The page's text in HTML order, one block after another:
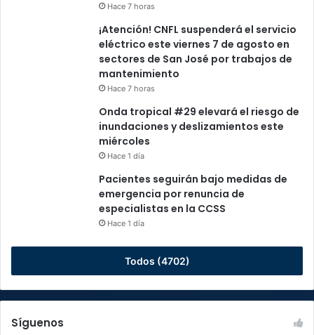
Hace 7 horas
¡Atención! CNFL suspenderá el servicio
eléctrico este viernes 7 de agosto en
sectores de San José por trabajos de
mantenimiento
Hace 7 horas
Onda tropical #29 elevará el riesgo de
inundaciones y deslizamientos este
miércoles
Hace 1 día
Pacientes seguirán bajo medidas de
emergencia por renuncia de
especialistas en la CCSS
Hace 1 día
Todos (4702)
Síguenos